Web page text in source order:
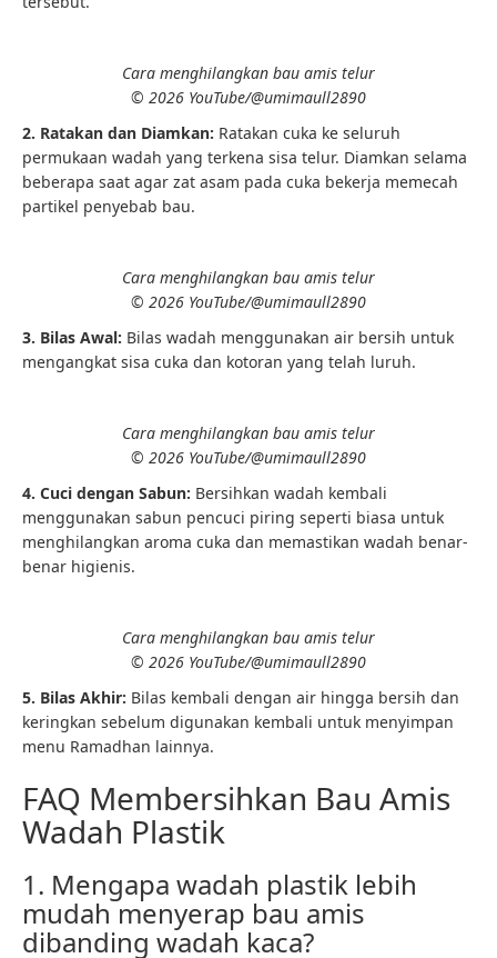
Cara menghilangkan bau amis telur
© 2026 YouTube/@umimaull2890
2. Ratakan dan Diamkan: Ratakan cuka ke seluruh
permukaan wadah yang terkena sisa telur. Diamkan selama
beberapa saat agar zat asam pada cuka bekerja memecah
partikel penyebab bau.
Cara menghilangkan bau amis telur
© 2026 YouTube/@umimaull2890
3. Bilas Awal: Bilas wadah menggunakan air bersih untuk
mengangkat sisa cuka dan kotoran yang telah luruh.
Cara menghilangkan bau amis telur
© 2026 YouTube/@umimaull2890
4. Cuci dengan Sabun: Bersihkan wadah kembali
menggunakan sabun pencuci piring seperti biasa untuk
menghilangkan aroma cuka dan memastikan wadah benar-
benar higienis.
Cara menghilangkan bau amis telur
© 2026 YouTube/@umimaull2890
5. Bilas Akhir: Bilas kembali dengan air hingga bersih dan
keringkan sebelum digunakan kembali untuk menyimpan
menu Ramadhan lainnya.
FAQ Membersihkan Bau Amis
Wadah Plastik
1. Mengapa wadah plastik lebih
mudah menyerap bau amis
dibanding wadah kaca?